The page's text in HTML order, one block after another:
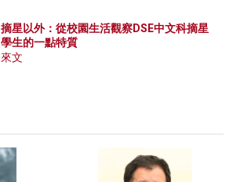
摘星以外：從校園生活觀察DSE中文科摘星
學生的一點特質
來文